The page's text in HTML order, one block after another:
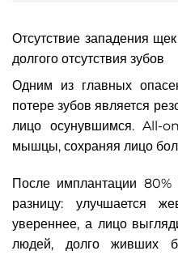
Отсутствие западения
долгого отсутствия зубов
Одним из главных
потере зубов является
лицо осунувшимся. All-
мышцы, сохраняя лицо
После имплантации 80%
разницу: улучшается
увереннее, а лицо
людей, долго живших